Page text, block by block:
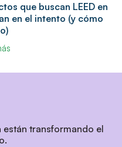
que buscan LEED en
en el intento (y cómo
están transformando el